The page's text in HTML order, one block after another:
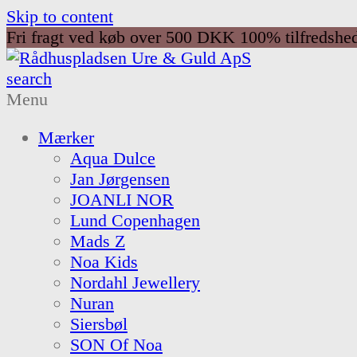
Skip to content
Fri fragt ved køb over 500 DKK 100%
search
Menu
Mærker
Aqua Dulce
Jan Jørgensen
JOANLI NOR
Lund Copenhagen
Mads Z
Noa Kids
Nordahl Jewellery
Nuran
Siersbøl
SON Of Noa